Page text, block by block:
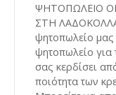
ΨΗΤΟΠΩΛΕΙΟ
ΣΤΗ
ψητοπωλείο μας
ψητοπωλείο για
σας κερδίσει
ποιότητα των